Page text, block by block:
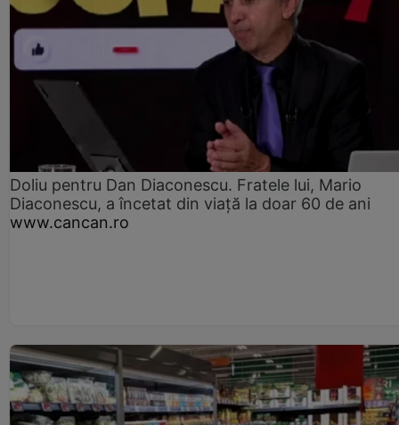
Doliu pentru Dan Diaconescu. Fratele lui, Mario
Diaconescu, a încetat din viață la doar 60 de ani
www.cancan.ro